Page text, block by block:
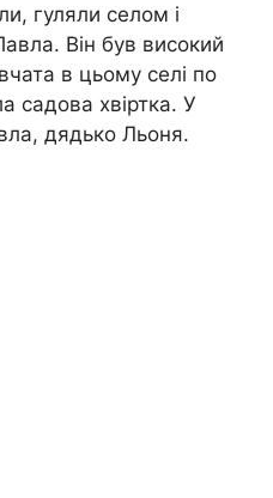
гуляли селом і
Він був високий
в цьому селі по
садова хвіртка. У
дядько Льоня.